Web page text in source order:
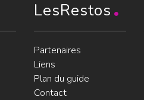
LesRestos
Partenaires
Liens
Plan du guide
Contact